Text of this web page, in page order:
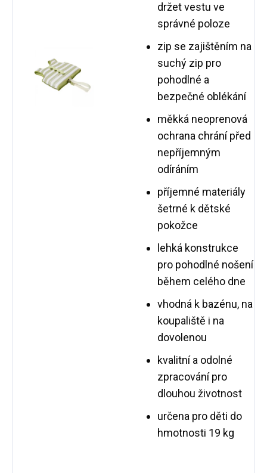
držet vestu ve
správné poloze
zip se zajištěním na
suchý zip pro
pohodlné a
bezpečné oblékání
měkká neoprenová
ochrana chrání před
nepříjemným
odíráním
příjemné materiály
šetrné k dětské
pokožce
lehká konstrukce
pro pohodlné nošení
během celého dne
vhodná k bazénu, na
koupaliště i na
dovolenou
kvalitní a odolné
zpracování pro
dlouhou životnost
určena pro děti do
hmotnosti 19 kg